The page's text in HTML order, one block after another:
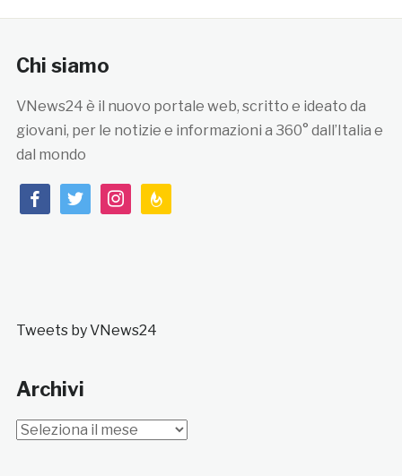
Chi siamo
VNews24 è il nuovo portale web, scritto e ideato da
giovani, per le notizie e informazioni a 360° dall’Italia e
dal mondo
facebooktwitterinstagramfeedburner
Tweets by VNews24
Archivi
Archivi